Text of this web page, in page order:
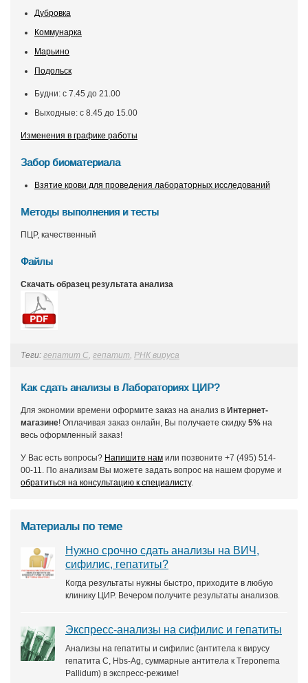
Дубровка
Коммунарка
Марьино
Подольск
Будни: с 7.45 до 21.00
Выходные: с 8.45 до 15.00
Изменения в графике работы
Забор биоматериала
Взятие крови для проведения лабораторных исследований
Методы выполнения и тесты
ПЦР, качественный
Файлы
Скачать образец результата анализа
Теги: гепатит С, гепатит, РНК вируса
Как сдать анализы в Лабораториях ЦИР?
Для экономии времени оформите заказ на анализ в Интернет-
магазине! Оплачивая заказ онлайн, Вы получаете скидку 5% на
весь оформленный заказ!
У Вас есть вопросы? Напишите нам или позвоните +7 (495) 514-
00-11. По анализам Вы можете задать вопрос на нашем форуме и
обратиться на консультацию к специалисту.
Материалы по теме
Нужно срочно сдать анализы на ВИЧ,
сифилис, гепатиты?
Когда результаты нужны быстро, приходите в любую
клинику ЦИР. Вечером получите результаты анализов.
Экспресс-анализы на сифилис и гепатиты
Анализы на гепатиты и сифилис (антитела к вирусу
гепатита С, Hbs-Ag, суммарные антитела к Treponema
Pallidum) в экспресс-режиме!